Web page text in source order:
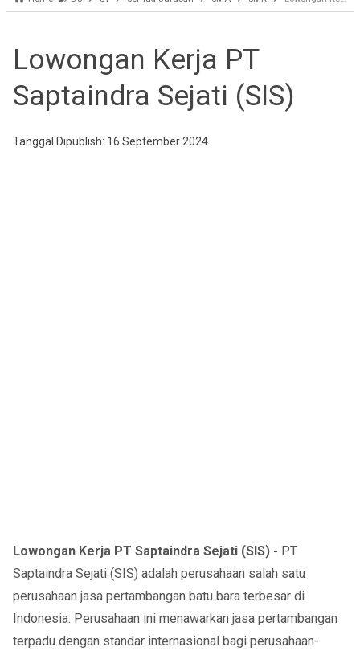
Lowongan Kerja PT
Saptaindra Sejati (SIS)
Tanggal Dipublish: 16 September 2024
Lowongan Kerja PT Saptaindra Sejati (SIS) - PT
Saptaindra Sejati (SIS) adalah perusahaan salah satu
perusahaan jasa pertambangan batu bara terbesar di
Indonesia. Perusahaan ini menawarkan jasa pertambangan
terpadu dengan standar internasional bagi perusahaan-